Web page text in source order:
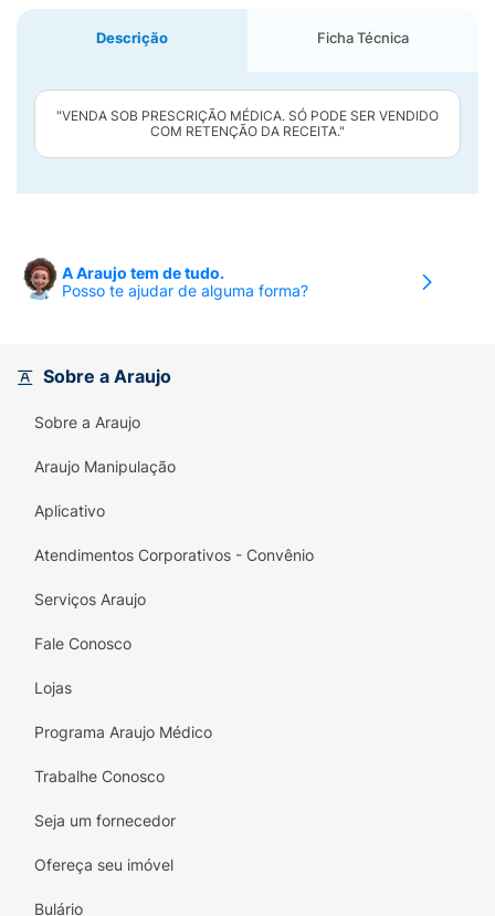
Descrição Ficha Técnica
"VENDA SOB PRESCRIÇÃO MÉDICA. SÓ PODE SER VENDIDO
COM RETENÇÃO DA RECEITA."
A Araujo tem de tudo.
Posso te ajudar de alguma forma?
Sobre a Araujo
Sobre a Araujo
Araujo Manipulação
Aplicativo
Atendimentos Corporativos - Convênio
Serviços Araujo
Fale Conosco
Lojas
Programa Araujo Médico
Trabalhe Conosco
Seja um fornecedor
Ofereça seu imóvel
Bulário